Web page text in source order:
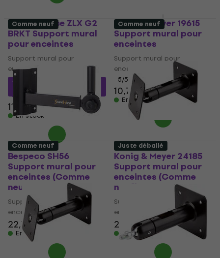
Electro Voice ZLX G2
BRKT Support mural
pour enceintes
Support mural pour
enceintes
109,39 €
MUZMUZ-5
119 €
En stock
Konig & Meyer 19615
Support mural pour
enceintes
Support mural pour
enceintes
5/5
10,70 €11,20 €
En stock
Comme neuf
Bespeco SH56
Support mural pour
enceintes (Comme
neuf)
Support mural pour
enceintes
22,70 €24,60 €
En stock
Comme neuf
Konig & Meyer 24185
Support mural pour
enceintes (Comme
neuf)
Support mural pour
enceintes
24,90 €26,73 €
En stock
Comme neuf Juste déballé